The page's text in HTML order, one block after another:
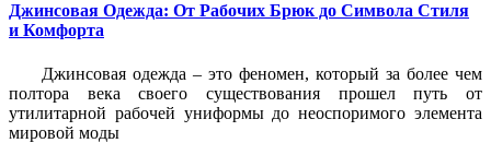
Джинсовая Одежда: От Рабочих Брюк до Символа Стиля
и Комфорта
Джинсовая одежда – это феномен, который за более чем
полтора века своего существования прошел путь от
утилитарной рабочей униформы до неоспоримого элемента
мировой моды